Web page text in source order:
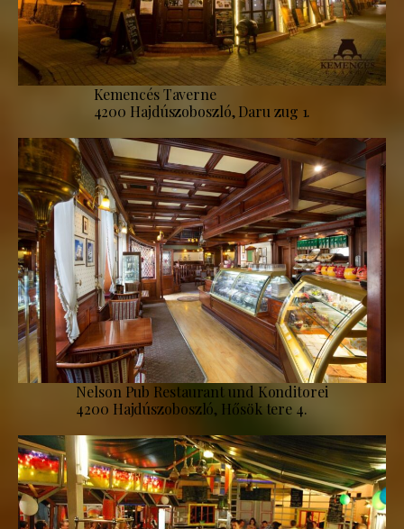
Kemencés Taverne
4200 Hajdúszoboszló, Daru zug 1.
Nelson Pub Restaurant und Konditorei
4200 Hajdúszoboszló, Hősök tere 4.